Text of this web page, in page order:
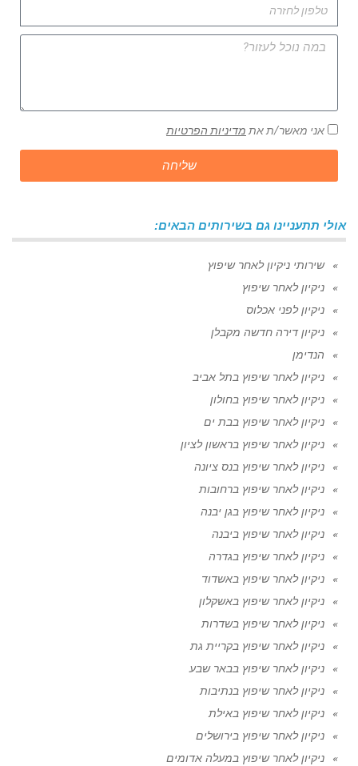
אני מאשר/ת את מדיניות הפרטיות
שליחה
אולי תתעניינו גם בשירותים הבאים:
שירותי ניקיון לאחר שיפוץ
ניקיון לאחר שיפוץ
ניקיון לפני אכלוס
ניקיון דירה חדשה מקבלן
הנדימן
ניקיון לאחר שיפוץ בתל אביב
ניקיון לאחר שיפוץ בחולון
ניקיון לאחר שיפוץ בבת ים
ניקיון לאחר שיפוץ בראשון לציון
ניקיון לאחר שיפוץ בנס ציונה
ניקיון לאחר שיפוץ ברחובות
ניקיון לאחר שיפוץ בגן יבנה
ניקיון לאחר שיפוץ ביבנה
ניקיון לאחר שיפוץ בגדרה
ניקיון לאחר שיפוץ באשדוד
ניקיון לאחר שיפוץ באשקלון
ניקיון לאחר שיפוץ בשדרות
ניקיון לאחר שיפוץ בקריית גת
ניקיון לאחר שיפוץ בבאר שבע
ניקיון לאחר שיפוץ בנתיבות
ניקיון לאחר שיפוץ באילת
ניקיון לאחר שיפוץ בירושלים
ניקיון לאחר שיפוץ במעלה אדומים